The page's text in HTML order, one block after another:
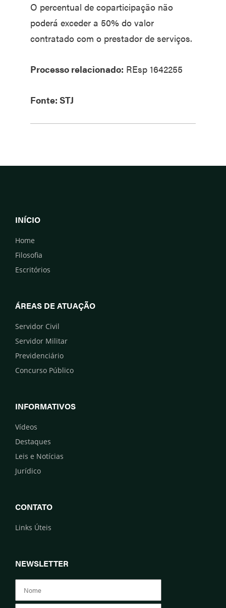
O percentual de coparticipação não
poderá exceder a 50% do valor
contratado com o prestador de serviços.
Processo relacionado: REsp 1642255
Fonte: STJ
INÍCIO
Home
Filosofia
Escritórios
ÁREAS DE ATUAÇÃO
Servidor Civil
Servidor Militar
Previdenciário
Concurso Público
INFORMATIVOS
Vídeos
Destaques
Leis e Notícias
Jurídico
CONTATO
Links Úteis
NEWSLETTER